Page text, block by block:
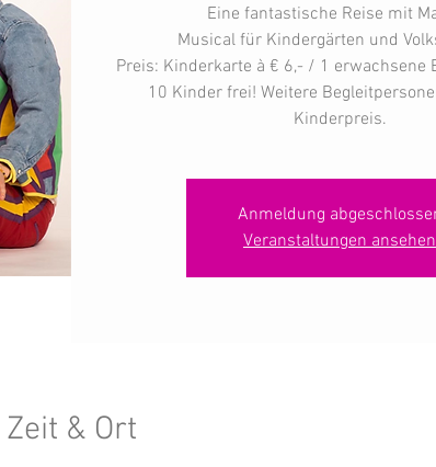
Eine fantastische Reise mit
Musical für Kindergärten und
Preis: Kinderkarte à € 6,- / 1 erwachsene
10 Kinder frei! Weitere
Kinderpreis.
Anmeldung
Veranstaltungen ansehen
Zeit & Ort